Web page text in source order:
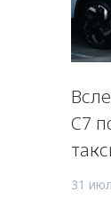
C7
31